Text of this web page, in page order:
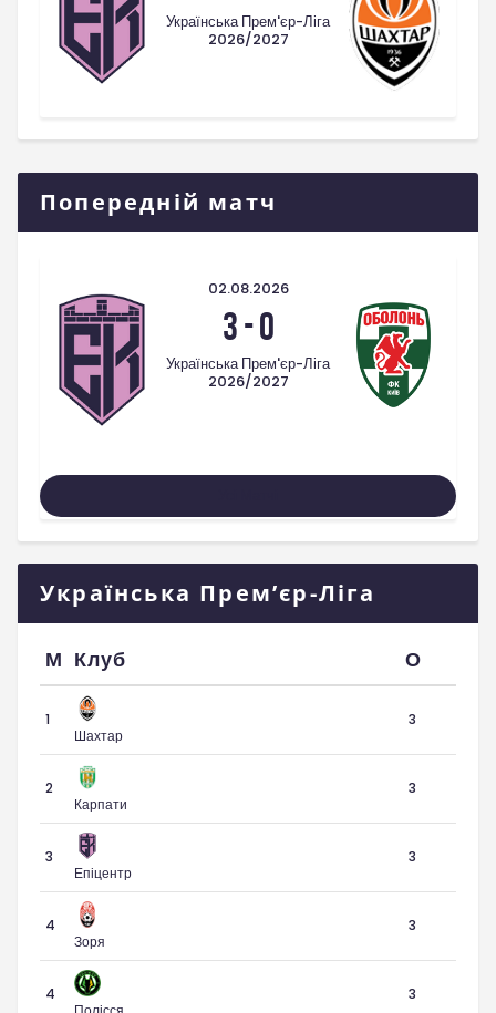
Українська Прем'єр-Ліга
2026/2027
Попередній матч
02.08.2026
3-0
Українська Прем'єр-Ліга
2026/2027
Українська Прем’єр-Ліга
М Клуб О
1
Шахтар
3
2
Карпати
3
3
Епіцентр
3
4
Зоря
3
4
3